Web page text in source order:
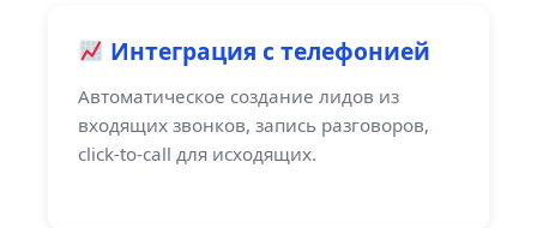
Интеграция с телефонией
Автоматическое создание лидов из
входящих звонков, запись разговоров,
click-to-call для исходящих.